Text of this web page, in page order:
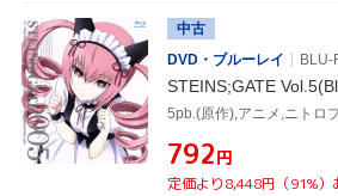
中古
DVD・ブルーレイ
BLU-
STEINS;GATE
¥792円
定価より8,448円（91%）